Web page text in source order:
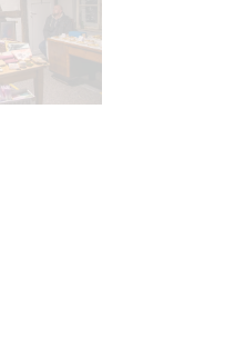
VERGRÖSSERN
VERGRÖSSERN